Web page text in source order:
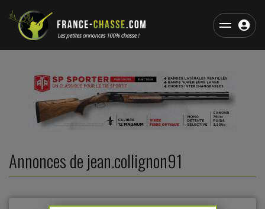
Annonces de jean.collignon91